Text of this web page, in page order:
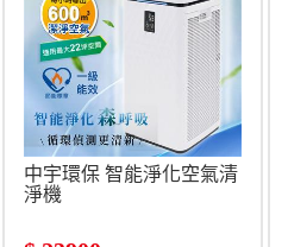
中宇環保 智能淨化空氣清
淨機